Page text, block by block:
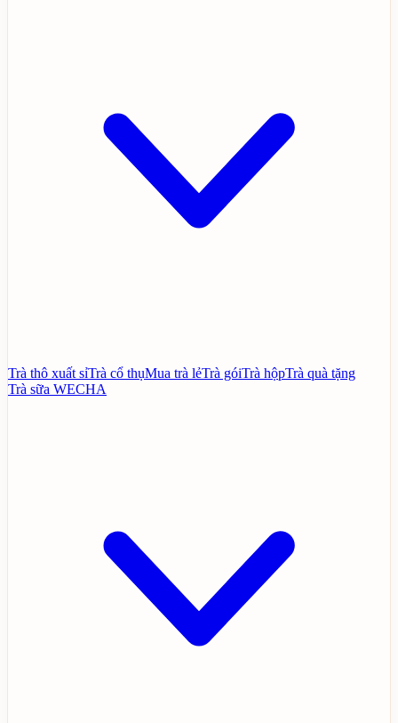
Trà thô xuất sỉTrà cổ thụMua trà lẻTrà góiTrà hộpTrà quà tặng
Trà sữa WECHA